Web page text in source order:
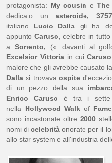
protagonista: My cousin eThe
dedicato unasteroide,
italiano Lucio Dalla gli ha
appuntoCaruso, celebre in tutto
aSorrento, («...davanti al
Excelsior Vittoriain cui Caruso
malore che gli avrebbe causato la
Dalla si trovava ospite
di un pezzo della sua
Enrico Caruso è tra i sette
nella Hollywood Walk of
sono incastonate oltre2000
nomi dicelebrità onorate per il
allo star system e all'industria